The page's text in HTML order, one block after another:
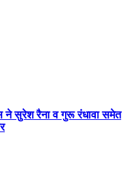
ने सुरेश रैना व गुरू रंधावा समेत